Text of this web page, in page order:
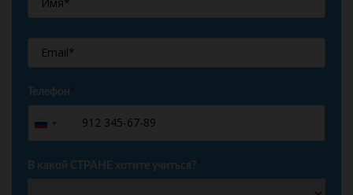
Телефон*
Russia
+7
В какой СТРАНЕ хотите учиться?*